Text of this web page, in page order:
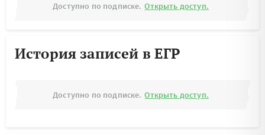
Доступно по подписке. Открыть доступ.
История записей в ЕГР
Доступно по подписке. Открыть доступ.